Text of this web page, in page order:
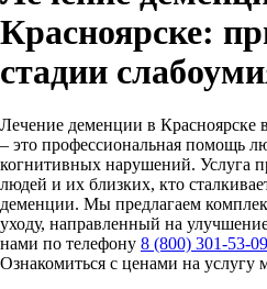
Красноярске:
стадии
Лечение деменции в
– это профессиональная помощь
когнитивных нарушений. Услуга
людей и их близких, кто
деменции. Мы предлагаем
уходу, направленный на
нами по телефону 8 (800) 301-53-09
Ознакомиться с ценами на услугу